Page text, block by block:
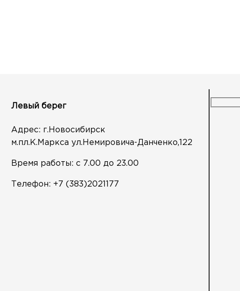
Левый берег
Адрес: г.Новосибирск
м.пл.К.Маркса ул.Немировича-Данченко,122
Время работы: с 7.00 до 23.00
Телефон: +7 (383)2021177